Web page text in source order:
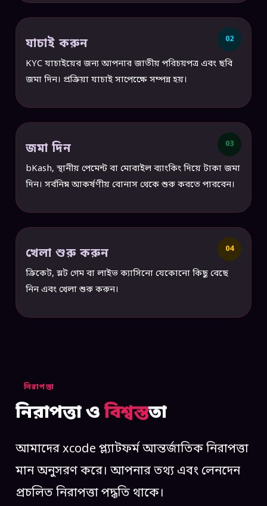
02
যাচাই করুন
KYC যাচাইয়ের জন্য আপনার জাতীয় পরিচয়পত্র এবং ছবি
জমা দিন। প্রক্রিয়া যাচাই সাপেক্ষেে সম্পন্ন হয়।
03
জমা দিন
bKash, স্থানীয় পেমেন্ট বা মোবাইল ব্যাংকিং দিয়ে টাকা জমা
দিন। সর্বনিম্ন আকর্ষণীয় বোনাস থেকে শুরু করতে পারবেন।
04
খেলা শুরু করুন
ক্রিকেট, স্লট গেম বা লাইভ ক্যাসিনো যেকোনো কিছু বেছে
নিন এবং খেলা শুরু করুন।
নিরাপত্তা
নিরাপত্তা ও বিশ্বস্ততা
আমাদের xcode প্ল্যাটফর্ম আন্তর্জাতিক নিরাপত্তা
মান অনুসরণ করে। আপনার তথ্য এবং লেনদেন
প্রচলিত নিরাপত্তা পদ্ধতি থাকে।